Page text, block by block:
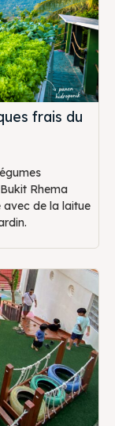
frais du
Rhema
de la laitue